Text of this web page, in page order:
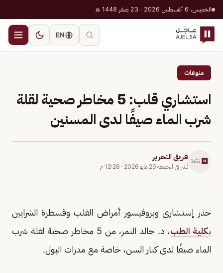
الخميس، 6 أغسطس 2026 · 23 صفر 1448 هـ
EN
منوعات
استشاري قلب: 5 مخاطر صحية لقلة
شرب الماء صيفًا لدى المسنين
فريق التحرير
نُشر في الجمعة 29 مايو 2026 · 12:26 م
حذر إستشاري وبروفيسور أمراض القلب وقسطرة الشرايين
بكلية الطب
، د. خالد النمر، من 5 مخاطر صحية لقلة شرب
الماء صيفًا لدى كبار السن، خاصة مع مدرات البول.